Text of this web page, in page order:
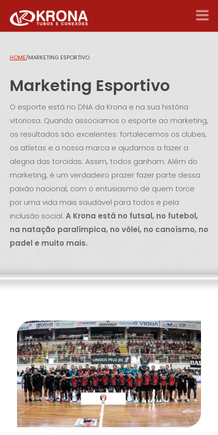
HOME/MARKETING ESPORTIVO
Marketing Esportivo
O esporte está no DNA da Krona e na sua história
vitoriosa. Quando associamos o esporte ao marketing,
os resultados são excelentes: fortalecemos os clubes,
os atletas e a nossa marca e ajudamos a fazer a
alegria das torcidas. Assim, todos ganham. Além do
marketing, é um verdadeiro prazer fazer parte dessa
paixão nacional, com o entusiasmo de quem torce
por uma vida mais saudável para todos e pela
inclusão social. A Krona está no futsal, no futebol,
na natação paralímpica, no vôlei, no canoísmo, no
padel e muito mais.